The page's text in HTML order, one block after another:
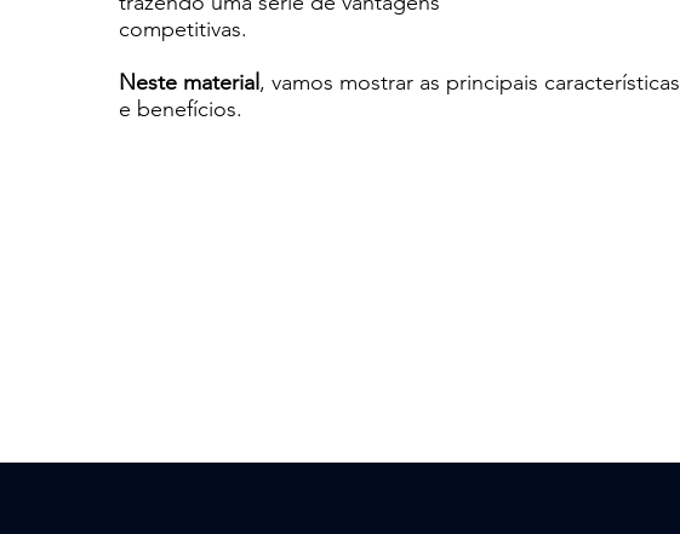
competitivas.
Neste material , vamos mostrar as principais características
e benefícios.